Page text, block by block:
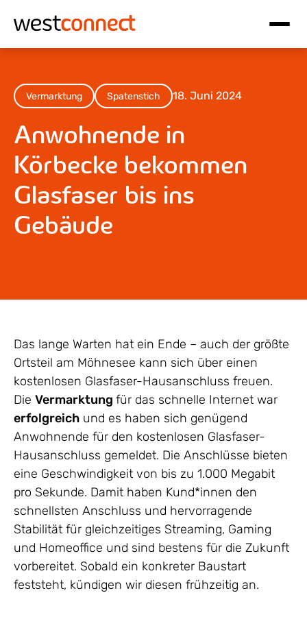
Hauptnavigation
Vermarktung Spatenstich 18. Juni 2024
Anwohnende in
Körbecke bekommen
Glasfaser bis ins
Gebäude
Das lange Warten hat ein Ende – auch der größte
Ortsteil am Möhnesee kann sich über einen
kostenlosen Glasfaser-Hausanschluss freuen.
Die Vermarktung für das schnelle Internet war
erfolgreich und es haben sich genügend
Anwohnende für den kostenlosen Glasfaser-
Hausanschluss gemeldet. Die Anschlüsse bieten
eine Geschwindigkeit von bis zu 1.000 Megabit
pro Sekunde. Damit haben Kund*innen den
schnellsten Anschluss und hervorragende
Stabilität für gleichzeitiges Streaming, Gaming
und Homeoffice und sind bestens für die Zukunft
vorbereitet. Sobald ein konkreter Baustart
feststeht, kündigen wir diesen frühzeitig an.